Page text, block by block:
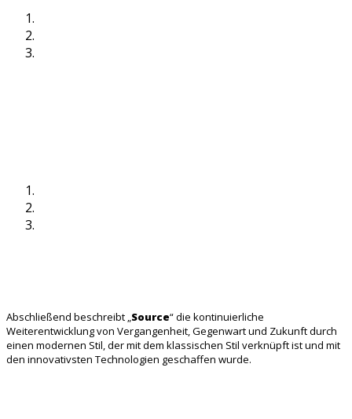
Abschließend beschreibt „Source“ die kontinuierliche
Weiterentwicklung von Vergangenheit, Gegenwart und Zukunft durch
einen modernen Stil, der mit dem klassischen Stil verknüpft ist und mit
den innovativsten Technologien geschaffen wurde.